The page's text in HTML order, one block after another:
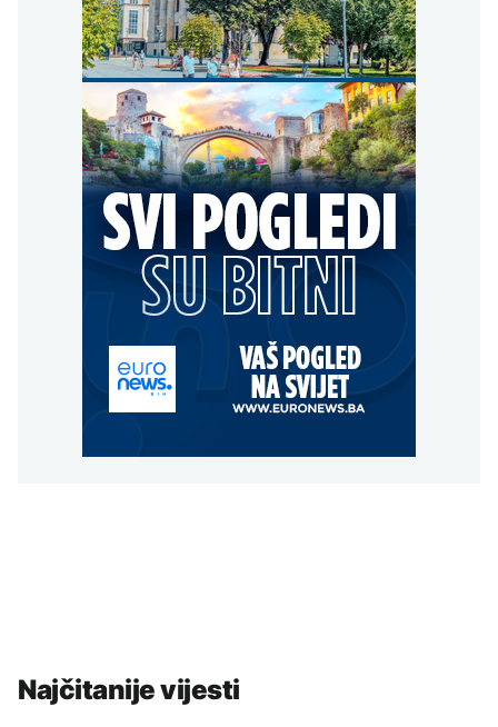
Najčitanije vijesti